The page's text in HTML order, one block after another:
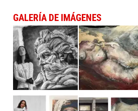
GALERÍA DE IMÁGENES